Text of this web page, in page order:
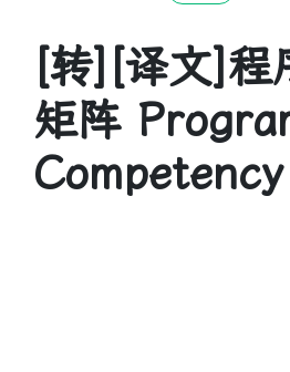
[转][译文]程
矩阵